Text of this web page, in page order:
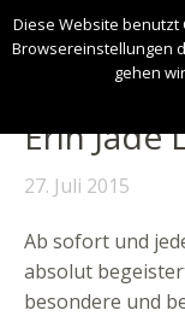
Erin Jade
27. Juli 2015
Ab sofort und
absolut
besondere und
Diese Website benutzt
Browsereinstellungen
gehen